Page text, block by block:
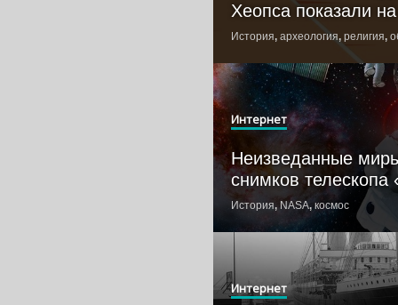
Хеопса показали
История, археология, религия,
Интернет
Неизведанные
снимков телескопа
История, NASA, космос
Интернет